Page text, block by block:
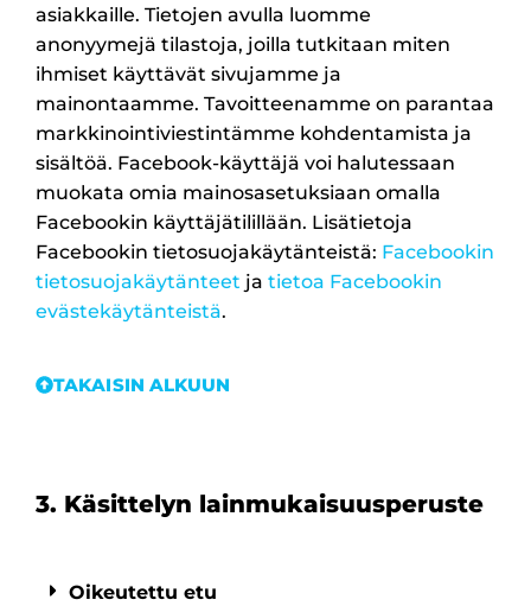
asiakkaille. Tietojen avulla luomme
anonyymejä tilastoja, joilla tutkitaan miten
ihmiset käyttävät sivujamme ja
mainontaamme. Tavoitteenamme on parantaa
markkinointiviestintämme kohdentamista ja
sisältöä. Facebook-käyttäjä voi halutessaan
muokata omia mainosasetuksiaan omalla
Facebookin käyttäjätilillään. Lisätietoja
Facebookin tietosuojakäytänteistä: Facebookin
tietosuojakäytänteet ja tietoa Facebookin
evästekäytänteistä.
TAKAISIN ALKUUN
3. Käsittelyn lainmukaisuusperuste
Oikeutettu etu